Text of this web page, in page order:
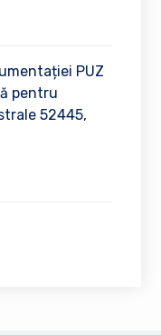
PUZ
pentru
52445,